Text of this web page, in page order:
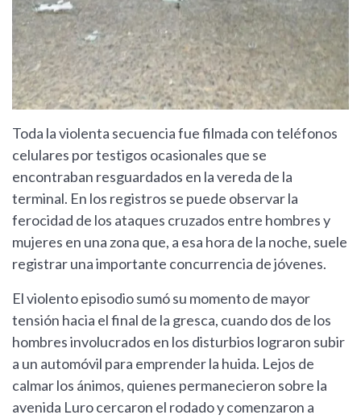
Toda la violenta secuencia fue filmada con teléfonos
celulares por testigos ocasionales que se
encontraban resguardados en la vereda de la
terminal. En los registros se puede observar la
ferocidad de los ataques cruzados entre hombres y
mujeres en una zona que, a esa hora de la noche, suele
registrar una importante concurrencia de jóvenes.
El violento episodio sumó su momento de mayor
tensión hacia el final de la gresca, cuando dos de los
hombres involucrados en los disturbios lograron subir
a un automóvil para emprender la huida. Lejos de
calmar los ánimos, quienes permanecieron sobre la
avenida Luro cercaron el rodado y comenzaron a